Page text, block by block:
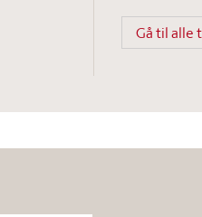
Gå til alle